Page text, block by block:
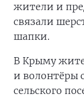
жители и
связали
шапки.
В Крыму
и волонтёры
сельского